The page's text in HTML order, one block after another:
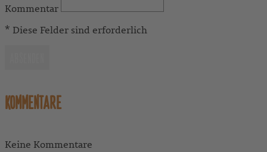
Kommentar
* Diese Felder sind erforderlich
KOMMENTARE
Keine Kommentare